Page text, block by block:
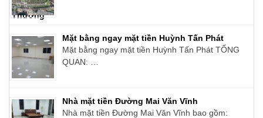
Mặt bằng ngay mặt tiền Huỳnh Tấn Phát
Mặt bằng ngay mặt tiền Huỳnh Tấn Phát TỔNG
QUAN: …
Nhà mặt tiền Đường Mai Văn Vĩnh
Nhà mặt tiền Đường Mai Văn Vĩnh bao gồm: